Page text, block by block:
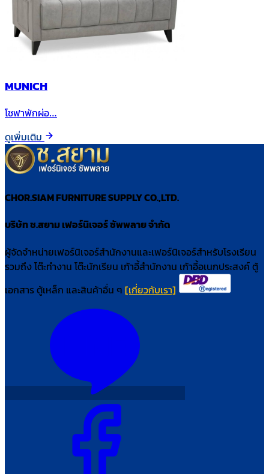
MUNICH
โซฟาพักผ่อ…
ดูเพิ่มเติม
CHOR.SIAM FURNITURE SUPPLY CO.,LTD.
บริษัท ช.สยาม เฟอร์นิเจอร์ ซัพพลาย จำกัด
ผู้จัดจำหน่ายเฟอร์นิเจอร์สำนักงานและเฟอร์นิเจอร์สำหรับโรงเรียน
รวมถึง โต๊ะทำงาน โต๊ะนักเรียน เก้าอี้สำนักงาน เก้าอี้อเนกประสงค์ ตู้
เอกสาร ตู้เหล็ก และสินค้าอื่น ๆ [เกี่ยวกับเรา]